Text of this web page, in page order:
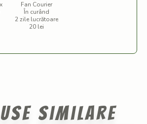
Fan Courier
În curând
2 zile lucrătoare
20 lei
similare